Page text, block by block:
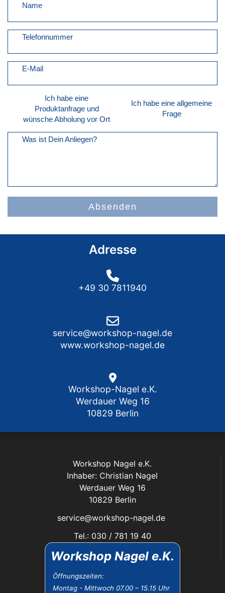
Workshop Nagel e.K.
Öffnungszeiten:
Montag - Mittwoch 07.00 – 15.15 Uhr
Name
Telefonnummer
E-Mail
Ich habe eine
Produktanfrage und
wünsche Abholung vor Ort
Ich habe eine allgemeine
Frage
Was ist Dein Anliegen?
Absenden
Adresse
+49 30 7811940
service@workshop-nagel.de
www.workshop-nagel.de
Workshop-Nagel e.K.
Werdauer Weg 16
10829 Berlin
Workshop Nagel e.K.
Inhaber: Christian Nagel
Werdauer Weg 16
10829 Berlin
service@workshop-nagel.de
Tel.: 030 / 781 19 40
Das Unternehmen:
Öffnungszeiten